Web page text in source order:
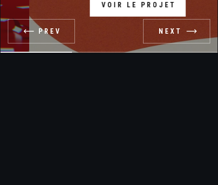
VOIR LE PROJET
PREV NEXT